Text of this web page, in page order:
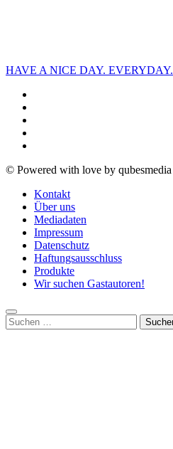
HAVE A NICE DAY. EVERYDAY.
© Powered with love by qubesmedia
Kontakt
Über uns
Mediadaten
Impressum
Datenschutz
Haftungsausschluss
Produkte
Wir suchen Gastautoren!
Suchen
nach: